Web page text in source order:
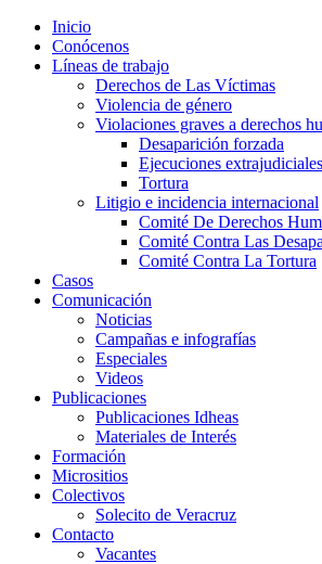
Inicio
Conócenos
Líneas de trabajo
Derechos de Las Víctimas
Violencia de género
Violaciones graves a derechos
Desaparición forzada​
Ejecuciones extrajudiciales
Tortura
Litigio e incidencia internacional
Comité De Derechos
Comité Contra Las
Comité Contra La Tortura​
Casos
Comunicación
Noticias
Campañas e infografías
Especiales
Videos
Publicaciones
Publicaciones Idheas
Materiales de Interés
Formación
Micrositios
Colectivos
Solecito de Veracruz
Contacto
Vacantes